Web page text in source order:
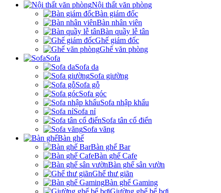
Nội thất văn phòng
Bàn giám đốc
Bàn nhân viên
Bàn quầy lễ tân
Ghế giám đốc
Ghế văn phòng
Sofa
Sofa da
Sofa giường
Sofa gỗ
Sofa góc
Sofa nhập khẩu
Sofa nỉ
Sofa tân cổ điển
Sofa văng
Bàn ghế
Bàn ghế Bar
Bàn ghế Cafe
Bàn ghế sân vườn
Ghế thư giãn
Bàn ghế Gaming